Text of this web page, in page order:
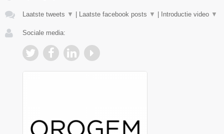
Laatste tweets ▼ Laatste facebook posts ▼ Introductie video ▼
Sociale media: